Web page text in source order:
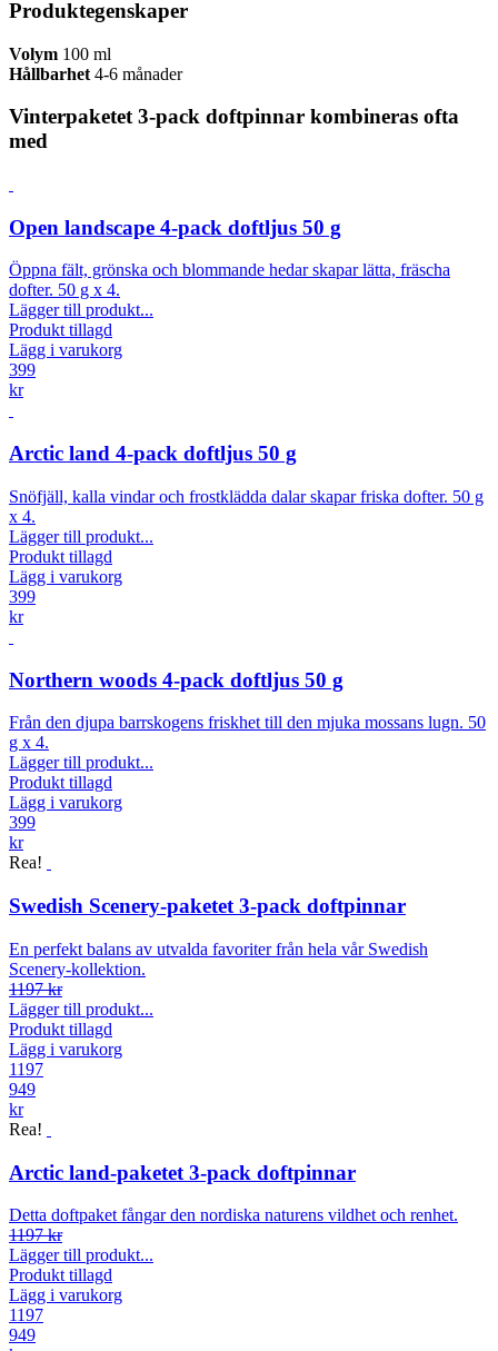
Produktegenskaper
Volym 100 ml
Hållbarhet 4-6 månader
Vinterpaketet 3-pack doftpinnar kombineras ofta
med
Open landscape 4-pack doftljus 50 g
Öppna fält, grönska och blommande hedar skapar lätta, fräscha
dofter. 50 g x 4.
Lägger till produkt...
Produkt tillagd
Lägg i varukorg
399
kr
Arctic land 4-pack doftljus 50 g
Snöfjäll, kalla vindar och frostklädda dalar skapar friska dofter. 50 g
x 4.
Lägger till produkt...
Produkt tillagd
Lägg i varukorg
399
kr
Northern woods 4-pack doftljus 50 g
Från den djupa barrskogens friskhet till den mjuka mossans lugn. 50
g x 4.
Lägger till produkt...
Produkt tillagd
Lägg i varukorg
399
kr
Rea!
Swedish Scenery-paketet 3-pack doftpinnar
En perfekt balans av utvalda favoriter från hela vår Swedish
Scenery-kollektion.
1197 kr
Lägger till produkt...
Produkt tillagd
Lägg i varukorg
1197
949
kr
Rea!
Arctic land-paketet 3-pack doftpinnar
Detta doftpaket fångar den nordiska naturens vildhet och renhet.
1197 kr
Lägger till produkt...
Produkt tillagd
Lägg i varukorg
1197
949